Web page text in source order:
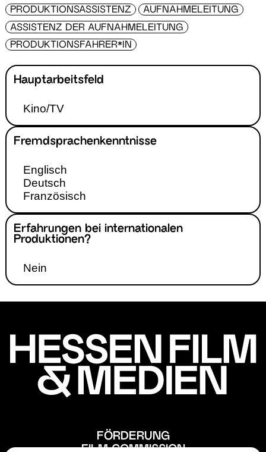
PRODUKTIONSASSISTENZ
AUFNAHMELEITUNG
ASSISTENZ DER AUFNAHMELEITUNG
PRODUKTIONSFAHRER*IN
Hauptarbeitsfeld
Kino/TV
Fremdsprachenkenntnisse
Englisch
Deutsch
Französisch
Erfahrungen bei internationalen
Produktionen?
Nein
FÖRDERUNG